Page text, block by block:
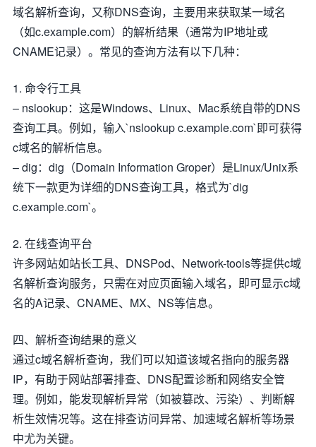
域名解析查询，又称DNS查询，主要用来获取某一域名
（如c.example.com）的解析结果（通常为IP地址或
CNAME记录）。常见的查询方法有以下几种：
1. 命令行工具
– nslookup：这是Windows、Linux、Mac系统自带的DNS
查询工具。例如，输入`nslookup c.example.com`即可获得
c域名的解析信息。
– dig：dig（Domain Information Groper）是Linux/Unix系
统下一款更为详细的DNS查询工具，格式为`dig
c.example.com`。
2. 在线查询平台
许多网站如站长工具、DNSPod、Network-tools等提供c域
名解析查询服务，只需在对应页面输入域名，即可显示c域
名的A记录、CNAME、MX、NS等信息。
四、解析查询结果的意义
通过c域名解析查询，我们可以知道该域名指向的服务器
IP，有助于网站部署排查、DNS配置诊断和网络安全管
理。例如，能发现解析异常（如被篡改、污染）、判断解
析生效情况等。这在排查访问异常、加速域名解析等场景
中尤为关键。